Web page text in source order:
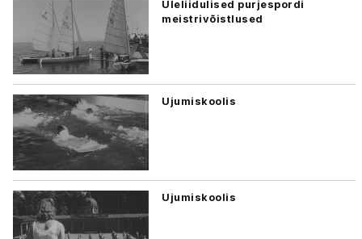
Üleliidulised purjespordi
meistrivõistlused
Ujumiskoolis
Ujumiskoolis